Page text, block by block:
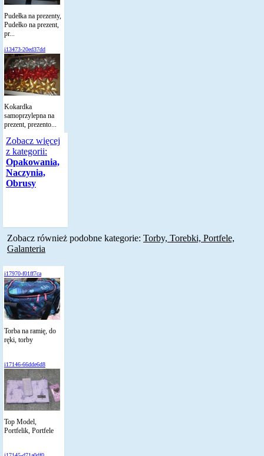
Pudełka na prezenty,
Pudełko na prezent,
pr...
i13473-20ed37dd
Kokardka
samoprzylepna na
prezent, prezento...
Zobacz więcej
z kategorii:
Opakowania,
Naczynia,
Obrusy
Zobacz również podobne kategorie: Torby, Torebki, Portfele,
Galanteria
i17970-f01ff7ca
Torba na ramię, do
ręki, torby
i17146-66dde6d8
Top Model,
Portfelik, Portfele